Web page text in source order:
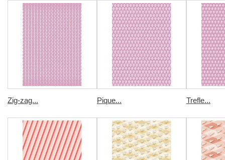
Zig-zag... Pique... Trefle...